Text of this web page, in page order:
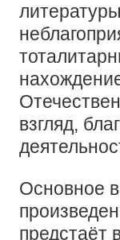
взгляд,
Основное
предстаёт